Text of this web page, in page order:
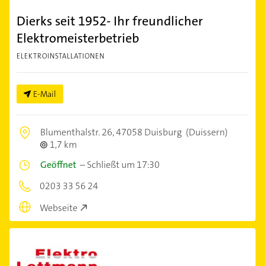
Dierks seit 1952- Ihr freundlicher
Elektromeisterbetrieb
ELEKTROINSTALLATIONEN
E-Mail
Blumenthalstr. 26,47058 Duisburg (Duissern)
1,7 km
Geöffnet –Schließt um 17:30
0203 33 56 24
Webseite